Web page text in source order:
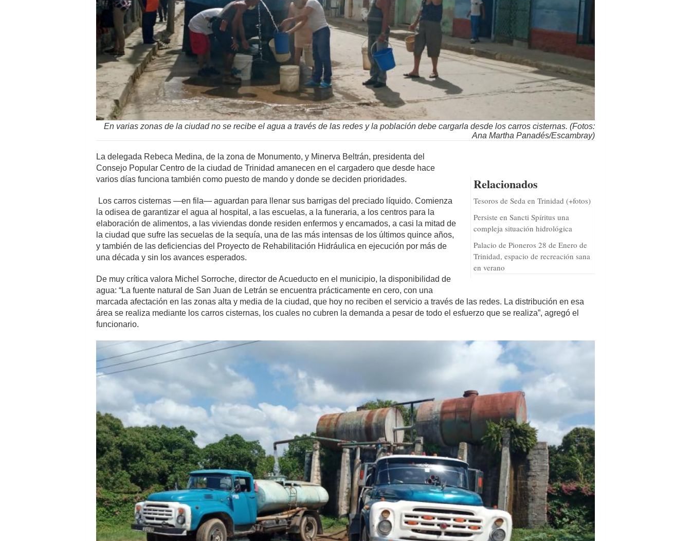
En varias zonas de la ciudad no se recibe el agua a través de las redes y la población debe cargarla desde los carros cisternas. (Fotos:
Ana Martha Panadés/Escambray)
Relacionados
Tesoros de Seda en Trinidad (+fotos)
Persiste en Sancti Spíritus una
compleja situación hidrológica
Palacio de Pioneros 28 de Enero de
Trinidad, espacio de recreación sana
en verano
La delegada Rebeca Medina, de la zona de Monumento, y Minerva Beltrán, presidenta del
Consejo Popular Centro de la ciudad de Trinidad amanecen en el cargadero que desde hace
varios días funciona también como puesto de mando y donde se deciden prioridades.
Los carros cisternas —en fila— aguardan para llenar sus barrigas del preciado líquido. Comienza
la odisea de garantizar el agua al hospital, a las escuelas, a la funeraria, a los centros para la
elaboración de alimentos, a las viviendas donde residen enfermos y encamados, a casi la mitad de
la ciudad que sufre las secuelas de la sequía, una de las más intensas de los últimos quince años,
y también de las deficiencias del Proyecto de Rehabilitación Hidráulica en ejecución por más de
una década y sin los avances esperados.
De muy crítica valora Michel Sorroche, director de Acueducto en el municipio, la disponibilidad de
agua: “La fuente natural de San Juan de Letrán se encuentra prácticamente en cero, con una
marcada afectación en las zonas alta y media de la ciudad, que hoy no reciben el servicio a través de las redes. La distribución en esa
área se realiza mediante los carros cisternas, los cuales no cubren la demanda a pesar de todo el esfuerzo que se realiza”, agregó el
funcionario.